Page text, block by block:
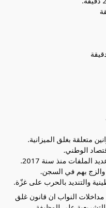
الوطني.
الملفات منذ سنة 2017.
والزج بهم في السجن.
والتنديد بالحرب على غزّة.
مداخلات النواب ان قانون غلق